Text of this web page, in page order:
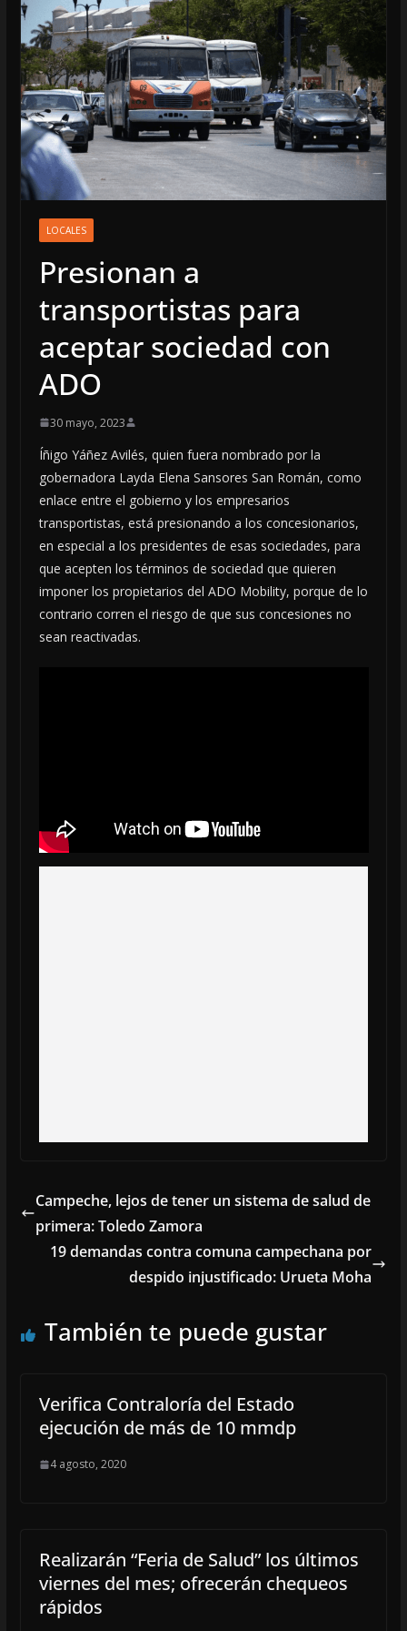
LOCALES
Presionan a
transportistas para
aceptar sociedad con
ADO
30 mayo, 2023
Íñigo Yáñez Avilés, quien fuera nombrado por la
gobernadora Layda Elena Sansores San Román, como
enlace entre el gobierno y los empresarios
transportistas, está presionando a los concesionarios,
en especial a los presidentes de esas sociedades, para
que acepten los términos de sociedad que quieren
imponer los propietarios del ADO Mobility, porque de lo
contrario corren el riesgo de que sus concesiones no
sean reactivadas.
Campeche, lejos de tener un sistema de salud de
primera: Toledo Zamora
19 demandas contra comuna campechana por
despido injustificado: Urueta Moha
También te puede gustar
Verifica Contraloría del Estado
ejecución de más de 10 mmdp
4 agosto, 2020
Realizarán “Feria de Salud” los últimos
viernes del mes; ofrecerán chequeos
rápidos